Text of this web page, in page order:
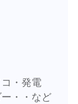
・発電
・・など